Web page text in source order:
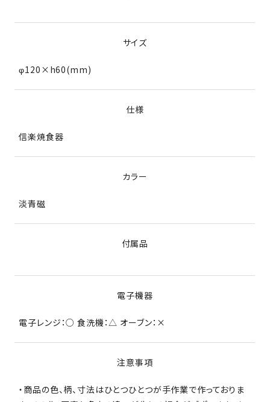
サイズ
φ120×h60(mm)
仕様
信楽焼食器
カラー
淡青磁
付属品
電子機器
電子レンジ：○ 食洗機：△ オーブン：×
注意事項
・商品の色、柄、寸法はひとつひとつが手作業で作っておりま